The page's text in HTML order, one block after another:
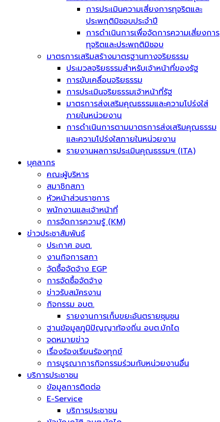
การประเมินความเสี่ยงการทุจริตและ
ประพฤติมิชอบประจำปี
การดำเนินการเพื่อจัดการความเสี่ยงการ
ทุจริตและประพฤติมิชอบ
มาตรการเสริมสร้างมาตรฐานทางจริยธรรม
ประมวลจริยธรรมสำหรับเจ้าหน้าที่ของรัฐ
การขับเคลื่อนจริยธรรม
การประเมินจริยธรรมเจ้าหน้าที่รัฐ
มาตรการส่งเสริมคุณธรรมและความโปร่งใส่
ภายในหน่วยงาน
การดำเนินการตามมาตรการส่งเสริมคุณธรรม
และความโปร่งใสภายในหน่วยงาน
รายงานผลการประเมินคุณธรรมฯ (ITA)
บุคลากร
คณะผู้บริหาร
สมาชิกสภา
หัวหน้าส่วนราชการ
พนักงานและเจ้าหน้าที่
การจัดการความรู้ (KM)
ข่าวประชาสัมพันธ์
ประกาศ อบต.
งานกิจการสภา
จัดซื้อจัดจ้าง EGP
การจัดซื้อจัดจ้าง
ข่าวรับสมัครงาน
กิจกรรม อบต.
รายงานการเก็บขยะอันตรายชุมชน
ฐานข้อมูลภูมิปัญญาท้องถิ่น อบต.บักได
จดหมายข่าว
เรื่องร้องเรียนร้องทุกข์
การบูรณาการกิจกรรมร่วมกับหน่วยงานอื่น
บริการประชาชน
ข้อมูลการติดต่อ
E-Service
บริการประชาชน